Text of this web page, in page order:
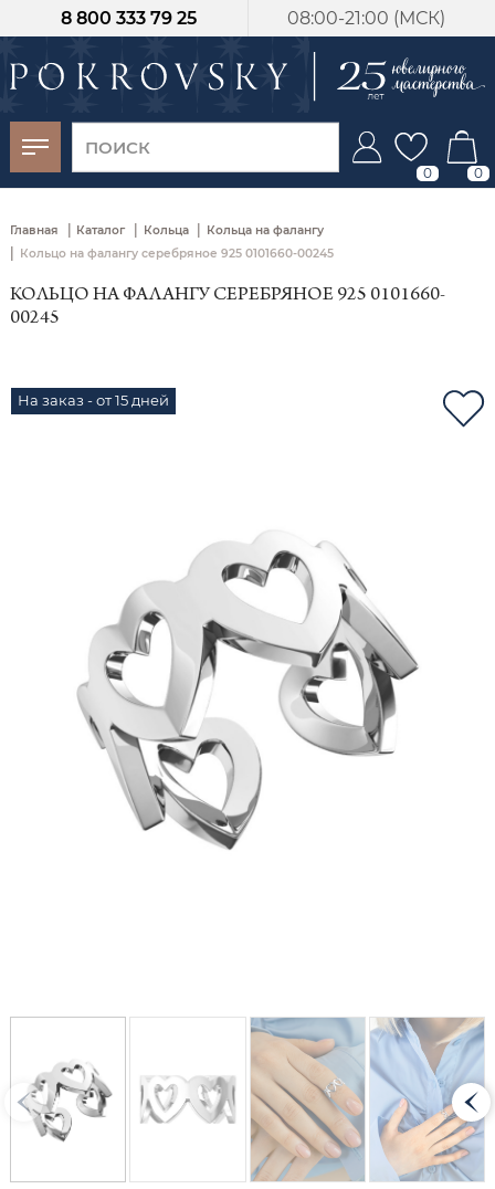
08:00-21:00 (МСК)
8 800 333 79 25
0 0
Главная | Каталог | Кольца | Кольца на фалангу
| Кольцо на фалангу серебряное 925 0101660-00245
КОЛЬЦО НА ФАЛАНГУ СЕРЕБРЯНОЕ 925 0101660-
00245
На заказ - от 15 дней
-30%
от 15 дней с
момента оплаты